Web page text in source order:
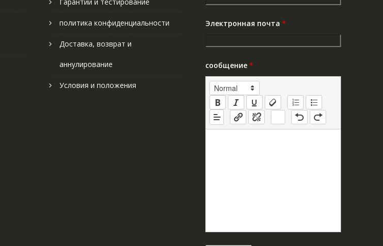
политика конфиденциальности
Доставка, возврат и
аннулирование
Условия и положения
Электронная почта *
сообщение *